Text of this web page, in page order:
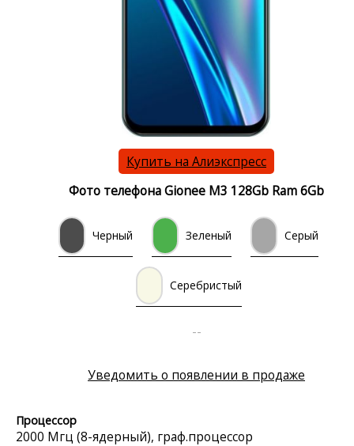
Купить на Алиэкспресс
Фото телефона Gionee M3 128Gb Ram 6Gb
Черный Зеленый Серый
Серебристый
--
Уведомить о появлении в продаже
Процессор
2000 Мгц (8-ядерный), граф.процессор